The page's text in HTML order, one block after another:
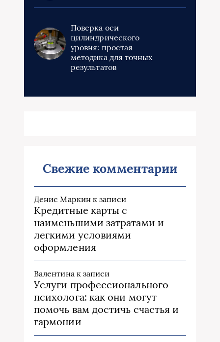
Поверка оси
цилиндрического
уровня: простая
методика для точных
результатов
Свежие комментарии
Денис Маркинк записи
Кредитные карты с
наименьшими затратами и
легкими условиями
оформления
Валентина к записи
Услуги профессионального
психолога: как они могут
помочь вам достичь счастья и
гармонии